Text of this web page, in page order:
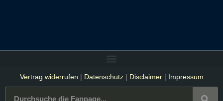
Vertrag widerrufen | Datenschutz| Disclaimer| Impressum